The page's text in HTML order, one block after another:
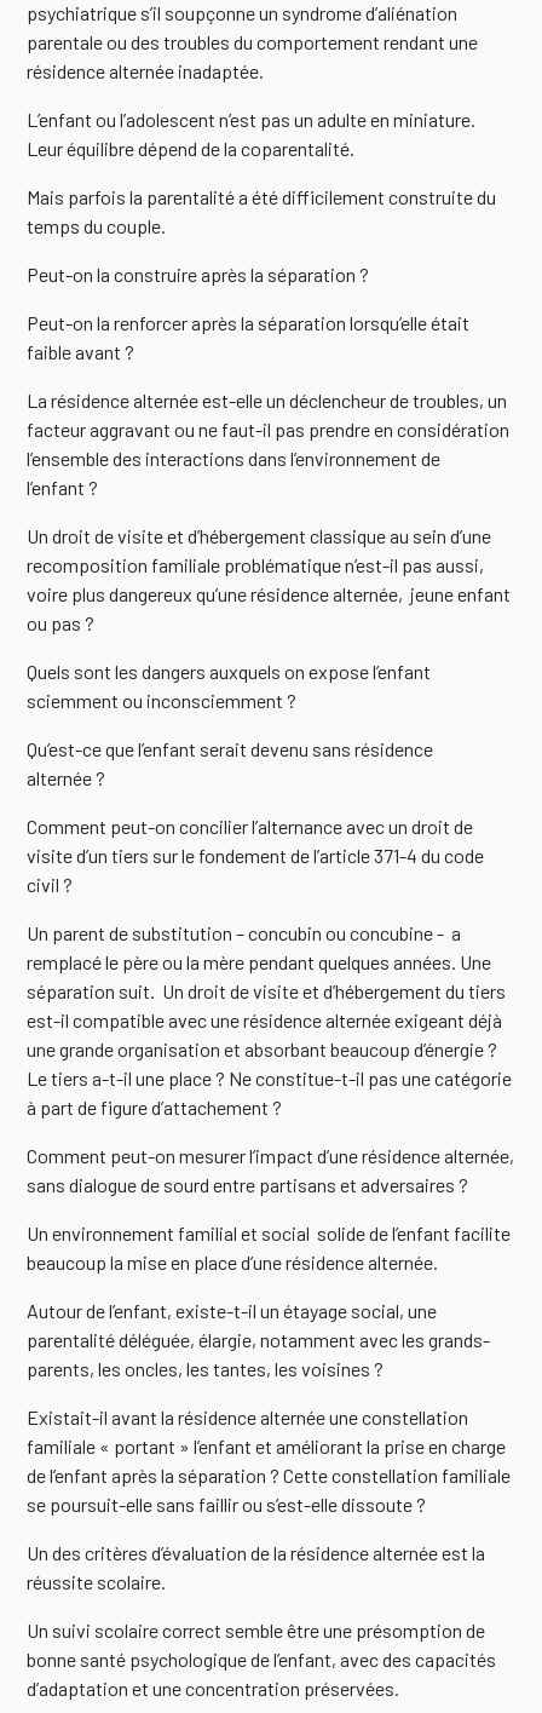
psychiatrique s’il soupçonne un syndrome d’aliénation
parentale ou des troubles du comportement rendant une
résidence alternée inadaptée.
L’enfant ou l’adolescent n’est pas un adulte en miniature.
Leur équilibre dépend de la coparentalité.
Mais parfois la parentalité a été difficilement construite du
temps du couple.
Peut-on la construire après la séparation ?
Peut-on la renforcer après la séparation lorsqu’elle était
faible avant ?
La résidence alternée est-elle un déclencheur de troubles, un
facteur aggravant ou ne faut-il pas prendre en considération
l’ensemble des interactions dans l’environnement de
l’enfant ?
Un droit de visite et d’hébergement classique au sein d’une
recomposition familiale problématique n’est-il pas aussi,
voire plus dangereux qu’une résidence alternée, jeune enfant
ou pas ?
Quels sont les dangers auxquels on expose l’enfant
sciemment ou inconsciemment ?
Qu’est-ce que l’enfant serait devenu sans résidence
alternée ?
Comment peut-on concilier l’alternance avec un droit de
visite d’un tiers sur le fondement de l’article 371-4 du code
civil ?
Un parent de substitution – concubin ou concubine - a
remplacé le père ou la mère pendant quelques années. Une
séparation suit. Un droit de visite et d’hébergement du tiers
est-il compatible avec une résidence alternée exigeant déjà
une grande organisation et absorbant beaucoup d’énergie ?
Le tiers a-t-il une place ? Ne constitue-t-il pas une catégorie
à part de figure d’attachement ?
Comment peut-on mesurer l’impact d’une résidence alternée,
sans dialogue de sourd entre partisans et adversaires ?
Un environnement familial et social solide de l’enfant facilite
beaucoup la mise en place d’une résidence alternée.
Autour de l’enfant, existe-t-il un étayage social, une
parentalité déléguée, élargie, notamment avec les grands-
parents, les oncles, les tantes, les voisines ?
Existait-il avant la résidence alternée une constellation
familiale « portant » l’enfant et améliorant la prise en charge
de l’enfant après la séparation ? Cette constellation familiale
se poursuit-elle sans faillir ou s’est-elle dissoute ?
Un des critères d’évaluation de la résidence alternée est la
réussite scolaire.
Un suivi scolaire correct semble être une présomption de
bonne santé psychologique de l’enfant, avec des capacités
d’adaptation et une concentration préservées.